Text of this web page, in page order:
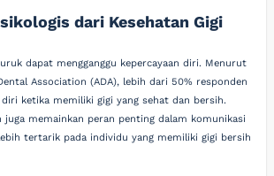
dari Kesehatan Gigi
dapat mengganggu kepercayaan diri. Menurut
Association (ADA), lebih dari 50% responden
ketika memiliki gigi yang sehat dan bersih.
juga memainkan peran penting dalam komunikasi
tertarik pada individu yang memiliki gigi bersih